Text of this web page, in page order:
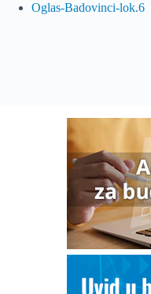
Oglas-Badovinci-lok.6